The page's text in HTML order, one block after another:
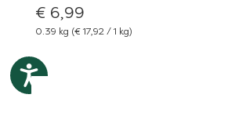
€ 6,99
0.39 kg (€ 17,92 / 1 kg)